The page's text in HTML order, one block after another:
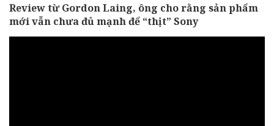
Review từ Gordon Laing, ông cho rằng sản phẩm
mới vẫn chưa đủ mạnh để “thịt” Sony